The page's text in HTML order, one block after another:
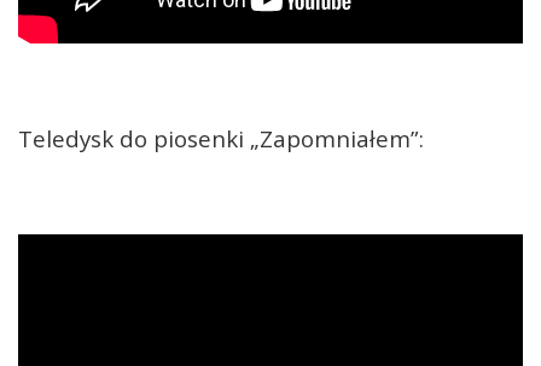
Teledysk do piosenki „Zapomniałem”: